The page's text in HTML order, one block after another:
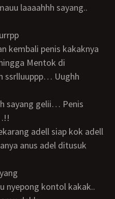
Mentok di
ssrlluuppp… Uughh
anus adel ditusuk